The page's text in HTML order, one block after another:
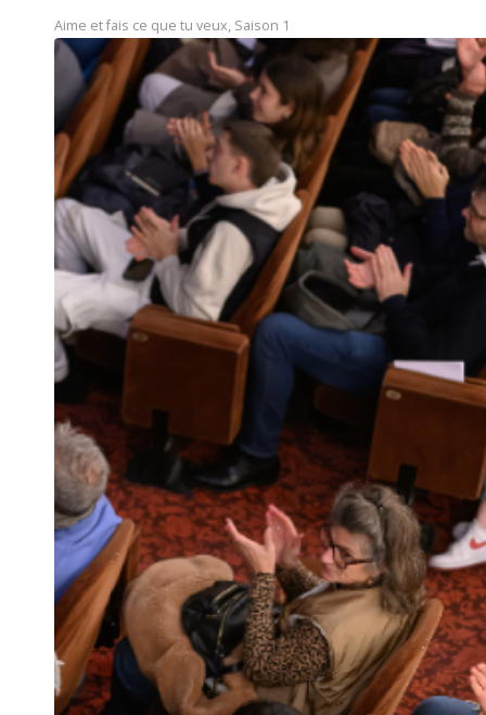
Aime et fais ce que tu veux, Saison 1